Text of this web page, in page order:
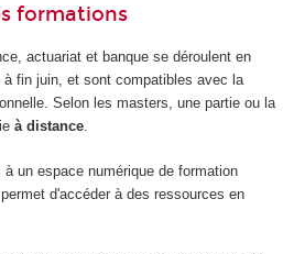
formations
actuariat et banque se déroulent en
à fin juin, et sont compatibles avec la
Selon les masters, une partie ou la
à distance.
un espace numérique de formation
d'accéder à des ressources en